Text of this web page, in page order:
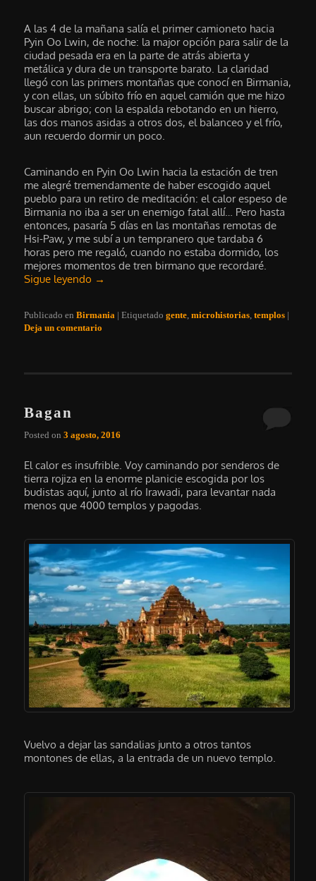
A las 4 de la mañana salía el primer camioneto hacia
Pyin Oo Lwin, de noche: la major opción para salir de la
ciudad pesada era en la parte de atrás abierta y
metálica y dura de un transporte barato. La claridad
llegó con las primers montañas que conocí en Birmania,
y con ellas, un súbito frío en aquel camión que me hizo
buscar abrigo; con la espalda rebotando en un hierro,
las dos manos asidas a otros dos, el balanceo y el frío,
aun recuerdo dormir un poco.
Caminando en Pyin Oo Lwin hacia la estación de tren
me alegré tremendamente de haber escogido aquel
pueblo para un retiro de meditación: el calor espeso de
Birmania no iba a ser un enemigo fatal allí… Pero hasta
entonces, pasaría 5 días en las montañas remotas de
Hsi-Paw, y me subí a un tempranero que tardaba 6
horas pero me regaló, cuando no estaba dormido, los
mejores momentos de tren birmano que recordaré.
Sigue leyendo →
Publicado en Birmania |Etiquetado gente ,microhistorias ,templos |
Deja un comentario
Bagan
Posted on3 agosto, 2016
El calor es insufrible. Voy caminando por senderos de
tierra rojiza en la enorme planicie escogida por los
budistas aquí, junto al río Irawadi, para levantar nada
menos que 4000 templos y pagodas.
Vuelvo a dejar las sandalias junto a otros tantos
montones de ellas, a la entrada de un nuevo templo.